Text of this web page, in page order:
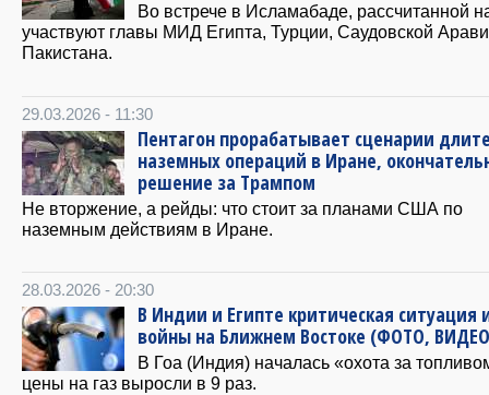
Во встрече в Исламабаде, рассчитанной
участвуют главы МИД Египта, Турции, Саудовской
Пакистана.
29.03.2026 - 11:30
Пентагон прорабатывает сценарии
наземных операций в Иране,
решение за Трампом
Не вторжение, а рейды: что стоит за планами США по
наземным действиям в Иране.
28.03.2026 - 20:30
В Индии и Египте критическая ситуация
войны на Ближнем Востоке (ФОТО,
В Гоа (Индия) началась «охота за
цены на газ выросли в 9 раз.